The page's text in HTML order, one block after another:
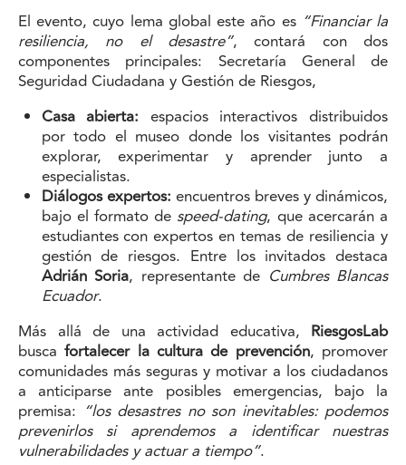
El evento, cuyo lema global este año es “Financiar la
resiliencia, no el desastre”, contará con dos
componentes principales: Secretaría General de
Seguridad Ciudadana y Gestión de Riesgos,
Casa abierta: espacios interactivos distribuidos
por todo el museo donde los visitantes podrán
explorar, experimentar y aprender junto a
especialistas.
Diálogos expertos: encuentros breves y dinámicos,
bajo el formato de speed-dating, que acercarán a
estudiantes con expertos en temas de resiliencia y
gestión de riesgos. Entre los invitados destaca
Adrián Soria, representante de Cumbres Blancas
Ecuador.
Más allá de una actividad educativa, RiesgosLab
buscafortalecer la cultura de prevención, promover
comunidades más seguras y motivar a los ciudadanos
a anticiparse ante posibles emergencias, bajo la
premisa: “los desastres no son inevitables: podemos
prevenirlos si aprendemos a identificar nuestras
vulnerabilidades y actuar a tiempo”.